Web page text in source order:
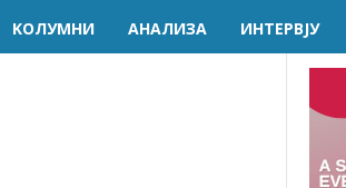
KОЛУМНИ AНАЛИЗА ИНТЕРВЈУ